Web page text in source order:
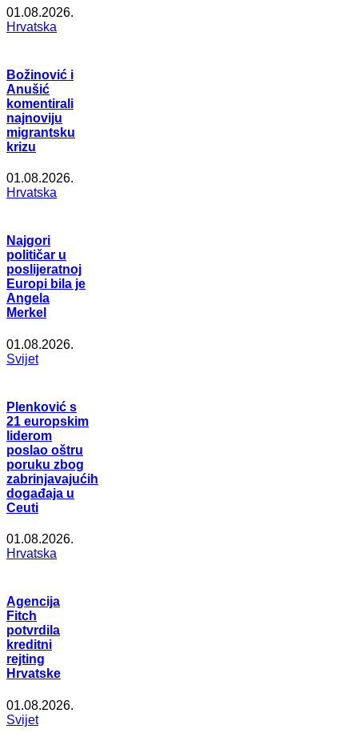
01.08.2026.
Hrvatska
Božinović i
Anušić
komentirali
najnoviju
migrantsku
krizu
01.08.2026.
Hrvatska
Najgori
političar u
poslijeratnoj
Europi bila je
Angela
Merkel
01.08.2026.
Svijet
Plenković s
21 europskim
liderom
poslao oštru
poruku zbog
zabrinjavajućih
događaja u
Ceuti
01.08.2026.
Hrvatska
Agencija
Fitch
potvrdila
kreditni
rejting
Hrvatske
01.08.2026.
Svijet